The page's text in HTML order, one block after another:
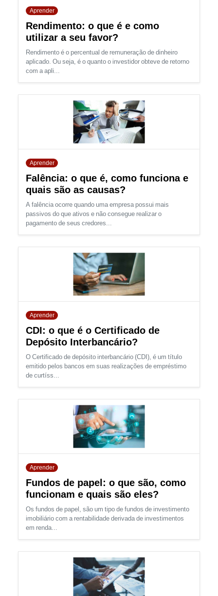
Aprender
Rendimento: o que é e como
utilizar a seu favor?
Rendimento é o percentual de remuneração de dinheiro
aplicado. Ou seja, é o quanto o investidor obteve de retorno
com a apli...
Aprender
Falência: o que é, como funciona e
quais são as causas?
A falência ocorre quando uma empresa possui mais
passivos do que ativos e não consegue realizar o
pagamento de seus credores...
Aprender
CDI: o que é o Certificado de
Depósito Interbancário?
O Certificado de depósito interbancário (CDI), é um título
emitido pelos bancos em suas realizações de empréstimo
de curtíss...
Aprender
Fundos de papel: o que são, como
funcionam e quais são eles?
Os fundos de papel, são um tipo de fundos de investimento
imobiliário com a rentabilidade derivada de investimentos
em renda...